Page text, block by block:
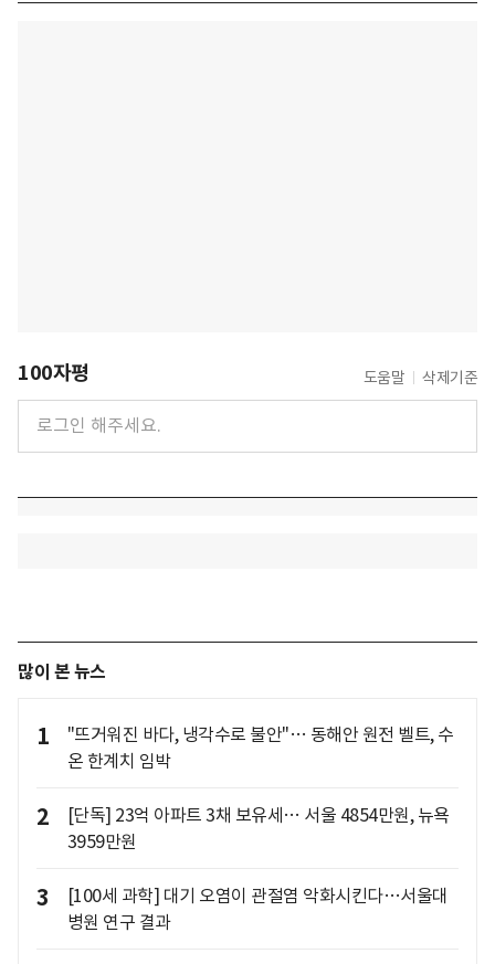
100자평 도움말 삭제기준
많이 본 뉴스
1
"뜨거워진 바다, 냉각수로 불안"… 동해안 원전 벨트, 수
온 한계치 임박
2
[단독] 23억 아파트 3채 보유세… 서울 4854만원, 뉴욕
3959만원
3
[100세 과학] 대기 오염이 관절염 악화시킨다…서울대
병원 연구 결과